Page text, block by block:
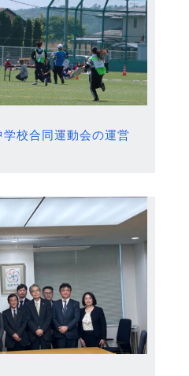
校合同運動会の運営